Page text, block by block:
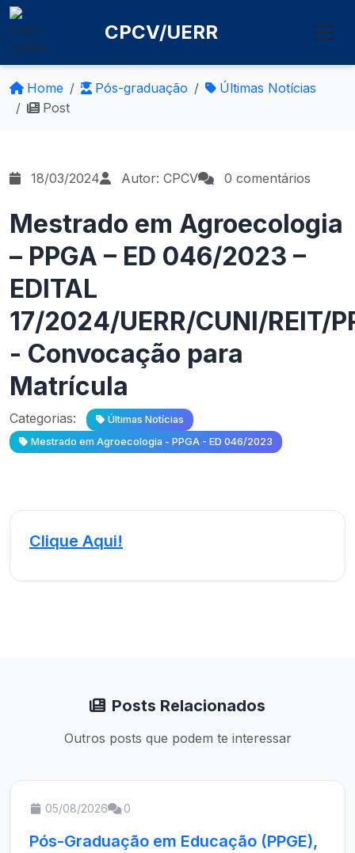
CPCV/UERR
Home Pós-graduação
Últimas Notícias
Post
18/03/2024 Autor: CPCV 0 comentários
Mestrado em Agroecologia
– PPGA – ED 046/2023 –
EDITAL
17/2024/UERR/CUNI/REIT/
- Convocação para
Matrícula
Categorias:
Últimas Notícias
Mestrado em Agroecologia - PPGA - ED 046/2023
Clique Aqui!
Posts Relacionados
Outros posts que podem te interessar
05/08/2026 0
Pós-Graduação em Educação (PPGE),